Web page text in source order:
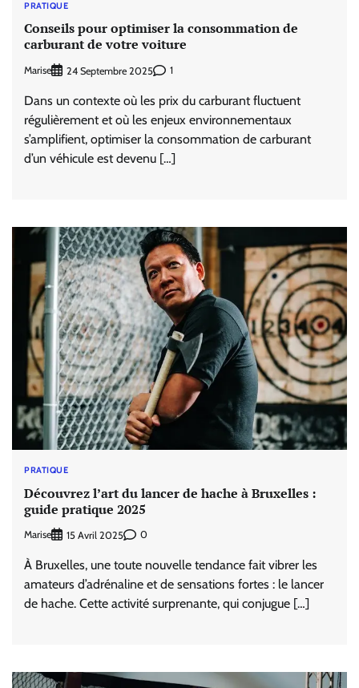
PRATIQUE
Conseils pour optimiser la consommation de
carburant de votre voiture
Marise 24 Septembre 2025 1
Dans un contexte où les prix du carburant fluctuent
régulièrement et où les enjeux environnementaux
s’amplifient, optimiser la consommation de carburant
d’un véhicule est devenu […]
PRATIQUE
Découvrez l’art du lancer de hache à Bruxelles :
guide pratique 2025
Marise 15 Avril 2025 0
À Bruxelles, une toute nouvelle tendance fait vibrer les
amateurs d’adrénaline et de sensations fortes : le lancer
de hache. Cette activité surprenante, qui conjugue […]